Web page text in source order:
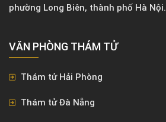
phường Long Biên, thành phố Hà Nội.
VĂN PHÒNG ​THÁM TỬ
Thám tử Hải Phòng
Thám tử Đà Nẵng